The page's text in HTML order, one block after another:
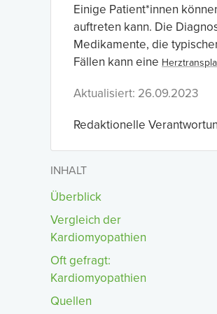
Einige Patient*innen
auftreten kann. Die
Medikamente, die
Fällen kann eine
Aktualisiert: 26.09.2023
Redaktionelle
INHALT
Überblick
Vergleich der
Kardiomyopathien
Oft gefragt:
Kardiomyopathien
Quellen